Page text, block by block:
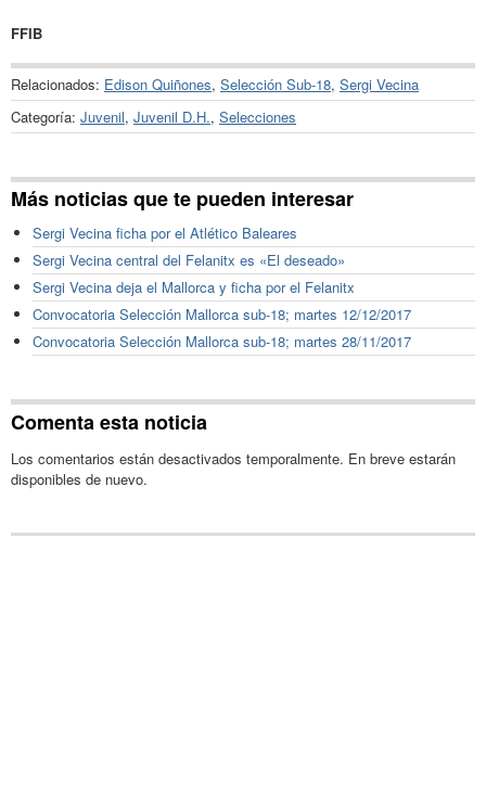
FFIB
Relacionados: Edison Quiñones, Selección Sub-18, Sergi Vecina
Categoría: Juvenil, Juvenil D.H., Selecciones
Más noticias que te pueden interesar
Sergi Vecina ficha por el Atlético Baleares
Sergi Vecina central del Felanitx es «El deseado»
Sergi Vecina deja el Mallorca y ficha por el Felanitx
Convocatoria Selección Mallorca sub-18; martes 12/12/2017
Convocatoria Selección Mallorca sub-18; martes 28/11/2017
Comenta esta noticia
Los comentarios están desactivados temporalmente. En breve estarán
disponibles de nuevo.